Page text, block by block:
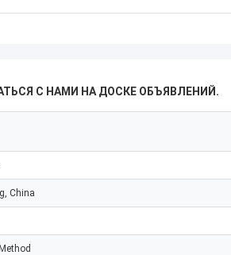
С НАМИ НА ДОСКЕ ОБЪЯВЛЕНИЙ.
China